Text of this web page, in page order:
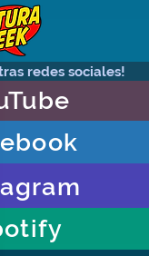
redes sociales!